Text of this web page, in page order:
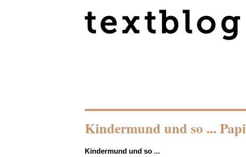
Kindermund und so ... Papi
Kindermund und so ...